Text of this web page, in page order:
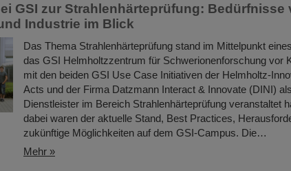
GSI zur Strahlenhärteprüfung: Bedürfnisse
Industrie im Blick
Das Thema Strahlenhärteprüfung stand im Mittelpunkt
das GSI Helmholtzzentrum für Schwerionenforschung vor
mit den beiden GSI Use Case Initiativen der Helmholtz-
Acts und der Firma Datzmann Interact & Innovate (DINI)
Dienstleister im Bereich Strahlenhärteprüfung veranstaltet
dabei waren der aktuelle Stand, Best Practices,
zukünftige Möglichkeiten auf dem GSI-Campus. Die…
Mehr »